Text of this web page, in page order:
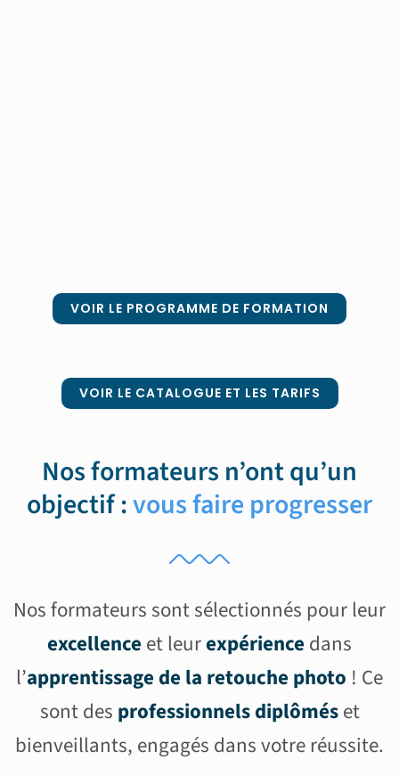
VOIR LE PROGRAMME DE FORMATION
VOIR LE CATALOGUE ET LES TARIFS
Nos formateurs n’ont qu’un
objectif :vous faire progresser
Nos formateurs sont sélectionnés pour leur
excellence et leurexpérience dans
l’apprentissage de la retouche photo ! Ce
sont des professionnels diplôméset
bienveillants, engagés dans votre réussite.